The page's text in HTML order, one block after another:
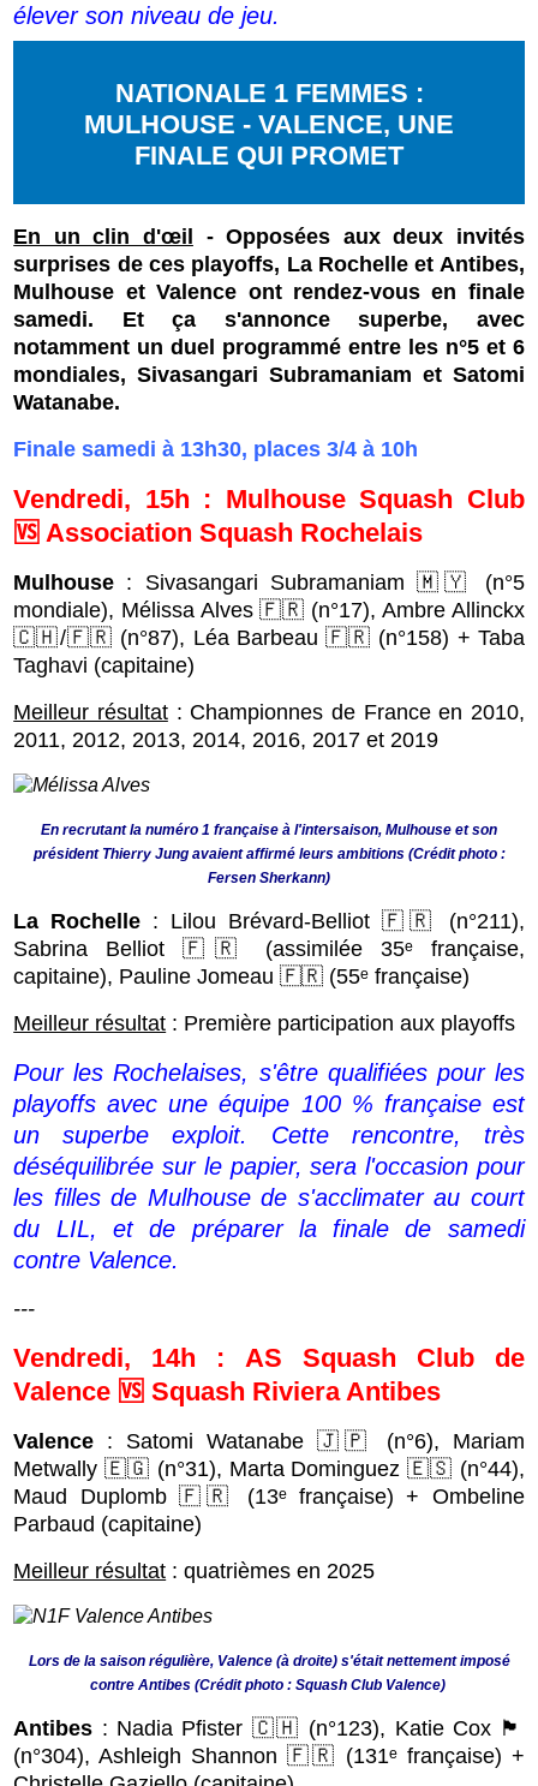
élever son niveau de jeu.
NATIONALE 1 FEMMES :
MULHOUSE - VALENCE, UNE
FINALE QUI PROMET
En un clin d'œil - Opposées aux deux invités
surprises de ces playoffs, La Rochelle et Antibes,
Mulhouse et Valence ont rendez-vous en finale
samedi. Et ça s'annonce superbe, avec
notamment un duel programmé entre les n°5 et 6
mondiales, Sivasangari Subramaniam et Satomi
Watanabe.
Finale samedi à 13h30, places 3/4 à 10h
Vendredi, 15h : Mulhouse Squash Club
🆚 Association Squash Rochelais
Mulhouse : Sivasangari Subramaniam 🇲🇾 (n°5
mondiale), Mélissa Alves 🇫🇷 (n°17), Ambre Allinckx
🇨🇭/🇫🇷 (n°87), Léa Barbeau 🇫🇷 (n°158) + Taba
Taghavi (capitaine)
Meilleur résultat: Championnes de France en 2010,
2011, 2012, 2013, 2014, 2016, 2017 et 2019
En recrutant la numéro 1 française à l'intersaison, Mulhouse et son
président Thierry Jung avaient affirmé leurs ambitions (Crédit photo :
Fersen Sherkann)
La Rochelle : Lilou Brévard-Belliot 🇫🇷 (n°211),
Sabrina Belliot 🇫🇷 (assimilée 35ᵉ française,
capitaine), Pauline Jomeau 🇫🇷 (55ᵉ française)
Meilleur résultat : Première participation aux playoffs
Pour les Rochelaises, s'être qualifiées pour les
playoffs avec une équipe 100 % française est
un superbe exploit. Cette rencontre, très
déséquilibrée sur le papier, sera l'occasion pour
les filles de Mulhouse de s'acclimater au court
du LIL, et de préparer la finale de samedi
contre Valence.
---
Vendredi, 14h : AS Squash Club de
Valence 🆚 Squash Riviera Antibes
Valence : Satomi Watanabe 🇯🇵 (n°6), Mariam
Metwally 🇪🇬 (n°31), Marta Dominguez 🇪🇸 (n°44),
Maud Duplomb 🇫🇷 (13ᵉ française) + Ombeline
Parbaud (capitaine)
Meilleur résultat : quatrièmes en 2025
Lors de la saison régulière, Valence (à droite) s'était nettement imposé
contre Antibes (Crédit photo : Squash Club Valence)
Antibes : Nadia Pfister 🇨🇭 (n°123), Katie Cox 🏴󠁧󠁢󠁥󠁮󠁧󠁿
(n°304), Ashleigh Shannon 🇫🇷 (131ᵉ française) +